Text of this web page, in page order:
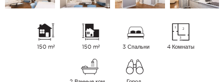
150 m² 150 m² 3 Спальни 4 Комнаты